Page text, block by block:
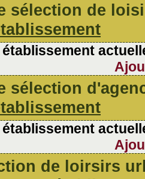
sélection de
sélection
de loirsirs